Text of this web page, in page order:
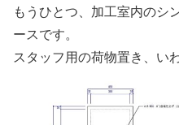
もうひとつ、加工室内のシ
ースです。
スタッフ用の荷物置き、い